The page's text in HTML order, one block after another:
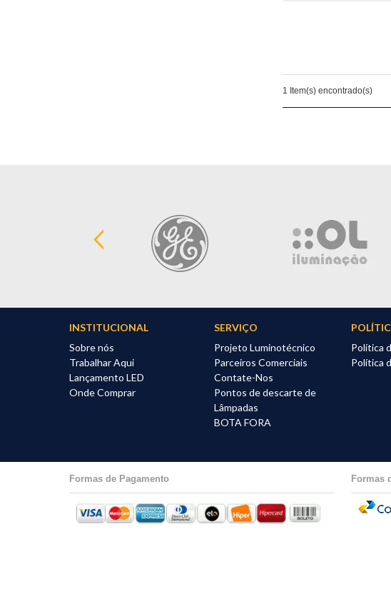
1 Item(s) encontrado(s)
INSTITUCIONAL
Sobre nós
Trabalhar Aqui
Lançamento LED
Onde Comprar
SERVIÇO
Projeto Luminotécnico
Parceiros Comerciais
Contate-Nos
Pontos de descarte de
Lâmpadas
BOTA FORA
Política
Política
Formas de Pagamento Formas